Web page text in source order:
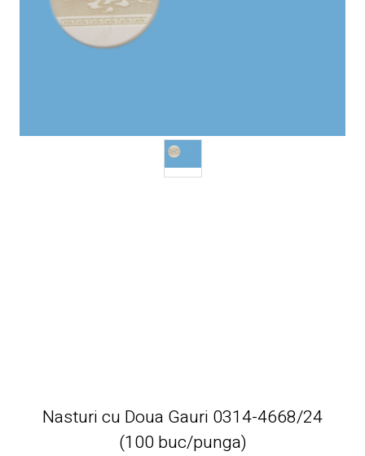
Nasturi cu Doua Gauri 0314-4668/24
(100 buc/punga)